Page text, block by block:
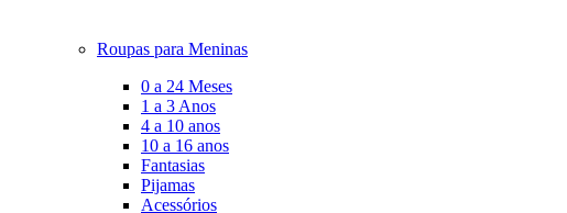
Roupas para Meninas
0 a 24 Meses
1 a 3 Anos
4 a 10 anos
10 a 16 anos
Fantasias
Pijamas
Acessórios